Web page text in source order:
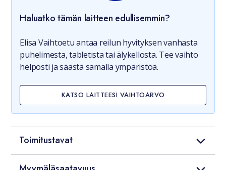
Haluatko tämän laitteen edullisemmin?
Elisa Vaihtoetu antaa reilun hyvityksen vanhasta
puhelimesta, tabletista tai älykellosta. Tee vaihto
helposti ja säästä samalla ympäristöä.
KATSO LAITTEESI VAIHTOARVO
Toimitustavat